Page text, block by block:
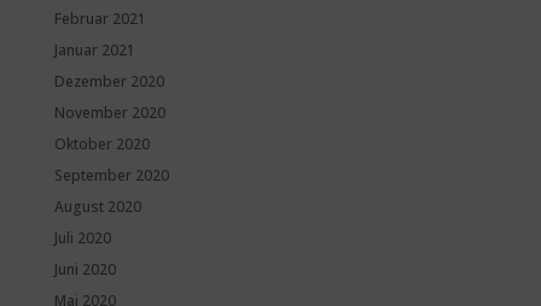
Februar 2021
Januar 2021
Dezember 2020
November 2020
Oktober 2020
September 2020
August 2020
Juli 2020
Juni 2020
Mai 2020